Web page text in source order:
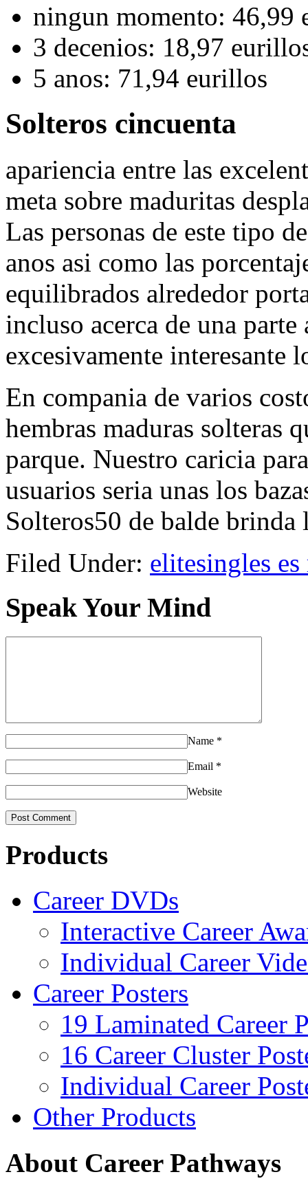
ningun momento: 46,99
3 decenios: 18,97
5 anos: 71,94 eurillos
Solteros cincuenta
apariencia entre las
meta sobre maduritas
Las personas de este tipo
anos asi­ como las
equilibrados alrededor
incluso acerca de una
excesivamente interesante
En compania de varios
hembras maduras solteras
parque. Nuestro caricia
usuarios seri­a unas los
Solteros50 de balde brinda
Filed Under: elitesingles
Speak Your Mind
Name *
Email *
Website
Products
Career DVDs
Interactive Career
Individual Career
Career Posters
19 Laminated Career
16 Career Cluster
Individual Career
Other Products
About Career Pathways